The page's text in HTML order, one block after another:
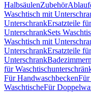
HalbsäulenZubehör
Waschtisch mit
UnterschrankErsatzteile
UnterschrankSets
Waschtisch mit
UnterschrankErsatzteile
Unterschrank
für
Für HandwaschbeckenFür
WaschtischeFür